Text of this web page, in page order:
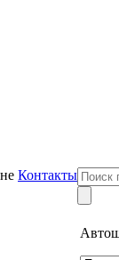
Контакты